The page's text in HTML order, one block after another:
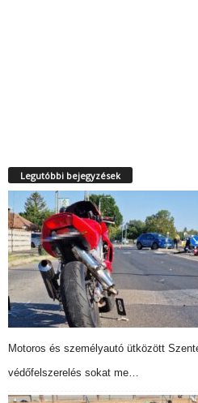
Legutóbbi bejegyzések
Motoros és személyautó ütközött
védőfelszerelés sokat me…